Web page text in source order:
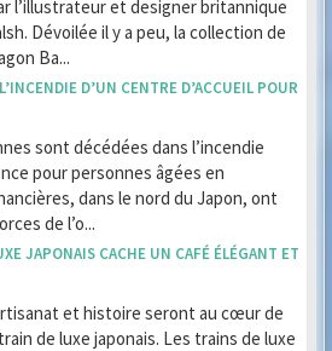
l’illustrateur et designer britannique
Dévoilée il y a peu, la collection de
Ba...
D’UN CENTRE D’ACCUEIL POUR
sont décédées dans l’incendie
pour personnes âgées en
dans le nord du Japon, ont
de l’o...
JAPONAIS CACHE UN CAFÉ ÉLÉGANT ET
et histoire seront au cœur de
de luxe japonais. Les trains de luxe